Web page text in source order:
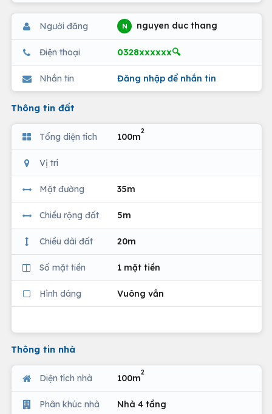
Người đăng N nguyen duc thang
Điện thoại 0328xxxxxx🔍
Nhắn tin Đăng nhập để nhắn tin
Thông tin đất
Tổng diện tích 100m
2
Vị trí
Mặt đường 35m
Chiều rộng đất 5m
Chiều dài đất 20m
Số mặt tiền 1 mặt tiền
Hình dáng Vuông vắn
Thông tin nhà
Diện tích nhà 100m
2
Phân khúc nhà Nhà 4 tầng